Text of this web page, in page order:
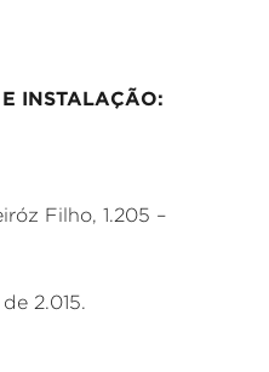
INSTALAÇÃO:
Filho, 1.205 –
2.015.